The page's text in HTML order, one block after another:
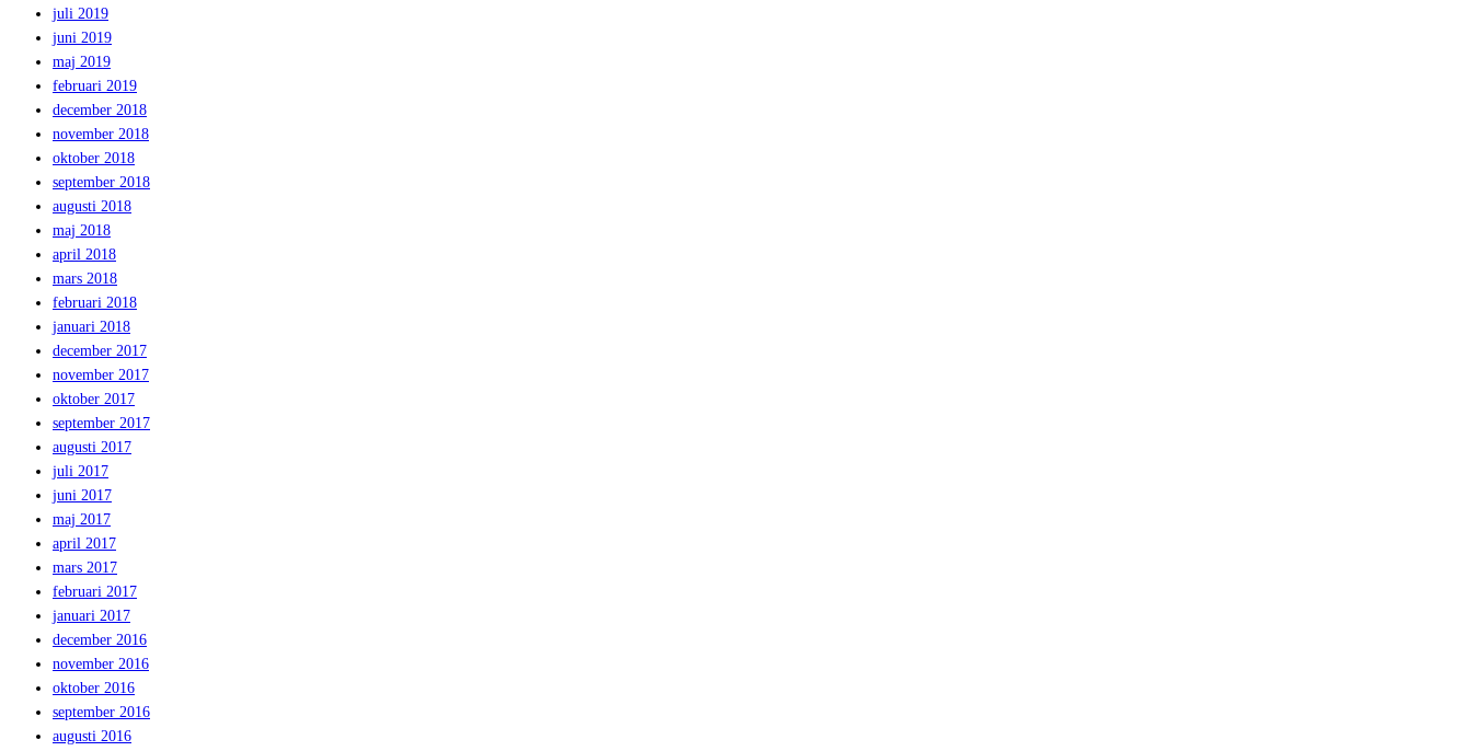
juli 2019
juni 2019
maj 2019
februari 2019
december 2018
november 2018
oktober 2018
september 2018
augusti 2018
maj 2018
april 2018
mars 2018
februari 2018
januari 2018
december 2017
november 2017
oktober 2017
september 2017
augusti 2017
juli 2017
juni 2017
maj 2017
april 2017
mars 2017
februari 2017
januari 2017
december 2016
november 2016
oktober 2016
september 2016
augusti 2016